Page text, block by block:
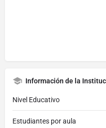
Información de la
Nivel Educativo
Estudiantes por aula